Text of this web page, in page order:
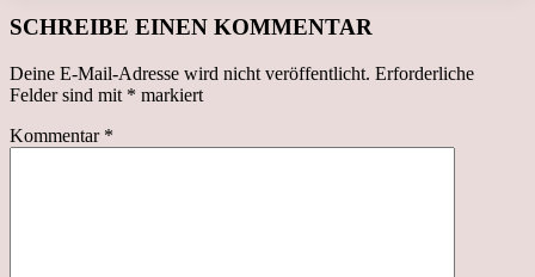
SCHREIBE EINEN KOMMENTAR
Deine E-Mail-Adresse wird nicht veröffentlicht. Erforderliche
Felder sind mit * markiert
Kommentar *